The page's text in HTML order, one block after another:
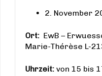
2. November
Ort: EwB –
Marie-Thérèse L-
Uhrzeit: von 15 bis